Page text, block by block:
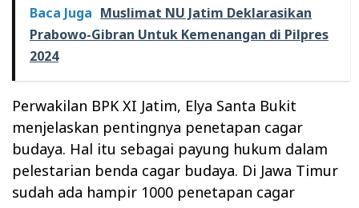
Baca Juga Muslimat NU Jatim Deklarasikan
Prabowo-Gibran Untuk Kemenangan di Pilpres
2024
Perwakilan BPK XI Jatim, Elya Santa Bukit
menjelaskan pentingnya penetapan cagar
budaya. Hal itu sebagai payung hukum dalam
pelestarian benda cagar budaya. Di Jawa Timur
sudah ada hampir 1000 penetapan cagar